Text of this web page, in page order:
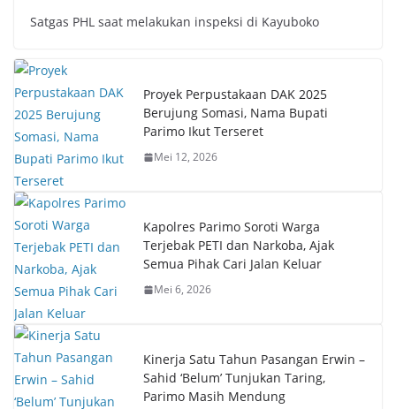
Satgas PHL saat melakukan inspeksi di Kayuboko
Proyek Perpustakaan DAK 2025
Berujung Somasi, Nama Bupati
Parimo Ikut Terseret
Mei 12, 2026
Kapolres Parimo Soroti Warga
Terjebak PETI dan Narkoba, Ajak
Semua Pihak Cari Jalan Keluar
Mei 6, 2026
Kinerja Satu Tahun Pasangan Erwin –
Sahid ‘Belum’ Tunjukan Taring,
Parimo Masih Mendung